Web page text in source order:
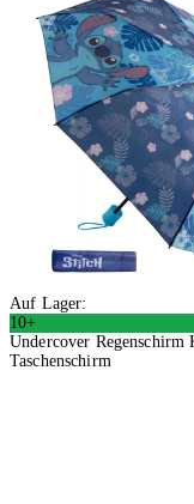
Auf Lager:
10+
Undercover
Taschenschirm